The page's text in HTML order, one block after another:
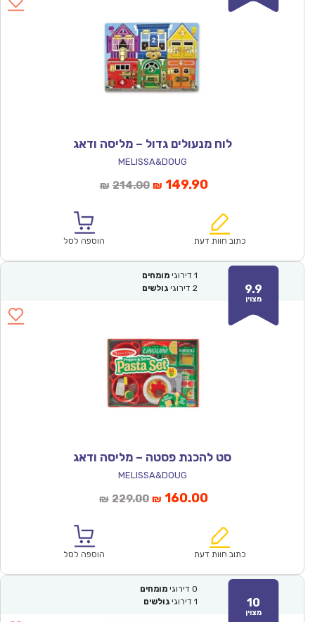
לוח מנעולים גדול – מליסה ודאג
MELISSA&DOUG
₪ 214.00המחיר
₪214.00.
₪ 149.90המחיר
הוא:
כתוב חוות דעת הוספה לסל
9.9
מצוין
1 דירוגי מומחים
2 דירוגי גולשים
סט להכנת פסטה – מליסה ודאג
MELISSA&DOUG
₪ 229.00המחיר
₪229.00.
₪ 160.00המחיר
הוא:
כתוב חוות דעת הוספה לסל
10
מצוין
0 דירוגי מומחים
1 דירוגי גולשים